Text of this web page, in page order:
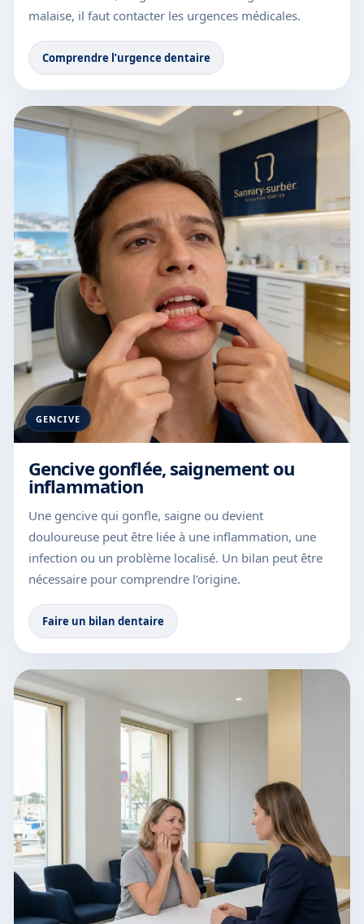
malaise, il faut contacter les urgences médicales.
Comprendre l’urgence dentaire
GENCIVE
Gencive gonflée, saignement ou
inflammation
Une gencive qui gonfle, saigne ou devient
douloureuse peut être liée à une inflammation, une
infection ou un problème localisé. Un bilan peut être
nécessaire pour comprendre l’origine.
Faire un bilan dentaire